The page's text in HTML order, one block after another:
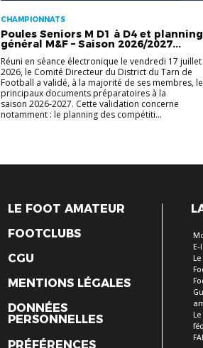
CHAMPIONNATS
Poules Seniors M D1 à D4 et planning
général M&F – Saison 2026/2027...
Réuni en séance électronique le vendredi 17 juillet
2026, le Comité Directeur du District du Tarn de
Football a validé, à la majorité de ses membres,
principaux documents préparatoires à la
saison 2026-2027. Cette validation concerne
notamment : le planning des compétiti...
LE FOOT AMATEUR
FOOTCLUBS
CGU
MENTIONS LÉGALES
DONNÉES
PERSONNELLES
PRÉFÉRENCES
E-